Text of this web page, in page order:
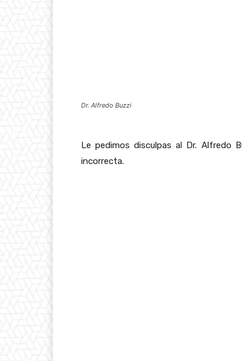
Dr. Alfredo Buzzi
Le pedimos disculpas al Dr. Alfredo
incorrecta.